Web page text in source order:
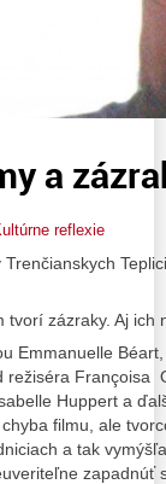
a
reflexie
tvorí zázraky. Aj ich
Emmanuelle
režiséra Françoisa
Huppert a
filmu, ale
a tak
zapadnúť